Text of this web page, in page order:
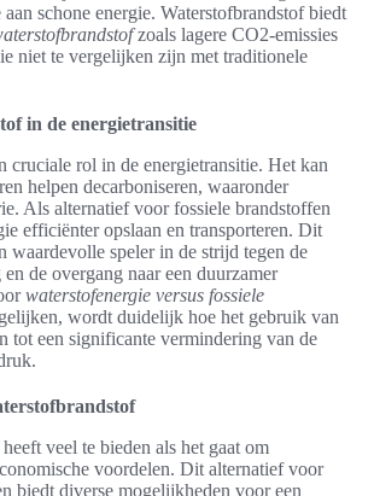
schone energie. Waterstofbrandstof biedt
zoals lagere CO2-emissies
niet te vergelijken zijn met traditionele
in de energietransitie
cruciale rol in de energietransitie. Het kan
helpen decarboniseren, waaronder
Als alternatief voor fossiele brandstoffen
efficiënter opslaan en transporteren. Dit
waardevolle speler in de strijd tegen de
de overgang naar een duurzamer
waterstofenergie versus fossiele
wordt duidelijk hoe het gebruik van
tot een significante vermindering van de
veel te bieden als het gaat om
voordelen. Dit alternatief voor
biedt diverse mogelijkheden voor een